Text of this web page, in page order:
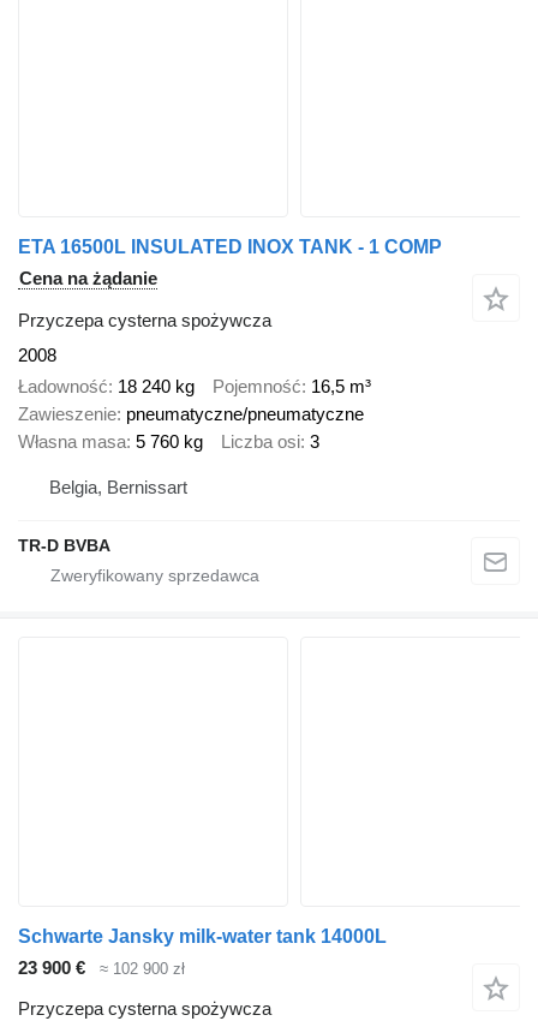
ETA 16500L INSULATED INOX TANK - 1 COMP
Cena na żądanie
Przyczepa cysterna spożywcza
2008
Ładowność 18 240 kg Pojemność 16,5 m³
Zawieszenie pneumatyczne/pneumatyczne
Własna masa 5 760 kg Liczba osi 3
Belgia, Bernissart
TR-D BVBA
Schwarte Jansky milk-water tank 14000L
23 900 €
≈ 102 900 zł
Przyczepa cysterna spożywcza